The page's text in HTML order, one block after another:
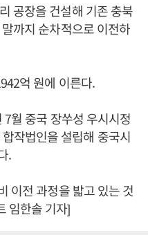
공장을 건설해 기존 충북
까지 순차적으로 이전하
억 원에 이른다.
월 중국 장쑤성 우시시정
작법인을 설립해 중국시
.
이전 과정을 밟고 있는 것
임한솔 기자]